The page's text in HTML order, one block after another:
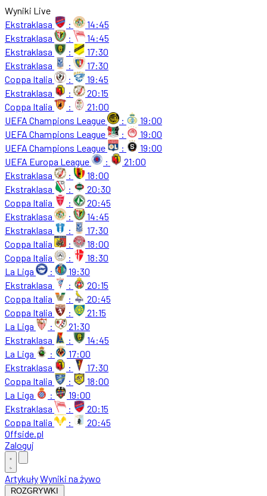
Wyniki Live
Ekstraklasa
:
14:45
Ekstraklasa
:
14:45
Ekstraklasa
:
17:30
Ekstraklasa
:
17:30
Coppa Italia
:
19:45
Ekstraklasa
:
20:15
Coppa Italia
:
21:00
UEFA Champions League
:
19:00
UEFA Champions League
:
19:00
UEFA Champions League
:
19:00
UEFA Europa League
:
21:00
Ekstraklasa
:
18:00
Ekstraklasa
:
20:30
Coppa Italia
:
20:45
Ekstraklasa
:
14:45
Ekstraklasa
:
17:30
Coppa Italia
:
18:00
Coppa Italia
:
18:30
La Liga
:
19:30
Ekstraklasa
:
20:15
Coppa Italia
:
20:45
Coppa Italia
:
21:15
La Liga
:
21:30
Ekstraklasa
:
14:45
La Liga
:
17:00
Ekstraklasa
:
17:30
Coppa Italia
:
18:00
La Liga
:
19:00
Ekstraklasa
:
20:15
Coppa Italia
:
20:45
Offside.pl
Zaloguj
ArtykułyWyniki na żywo
ROZGRYWKI